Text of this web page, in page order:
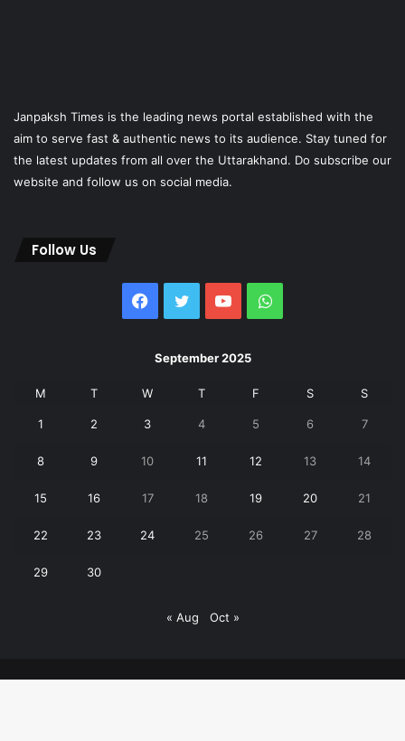
Janpaksh Times is the leading news portal established with the
aim to serve fast & authentic news to its audience. Stay tuned for
the latest updates from all over the Uttarakhand. Do subscribe our
website and follow us on social media.
Follow Us
Facebook
Twitter YouTubeWhatsApp
September 2025
M T W T F S S
1 2 3 4 5 6 7
8 9 10 11 12 13 14
15 16 17 18 19 20 21
22 23 24 25 26 27 28
29 30
« Aug Oct »